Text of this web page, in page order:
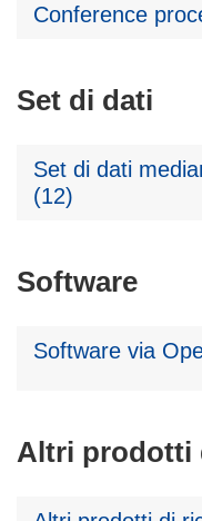
Conference
Set di dati
Set di dati
(12)
Software
Software via
Altri prodotti